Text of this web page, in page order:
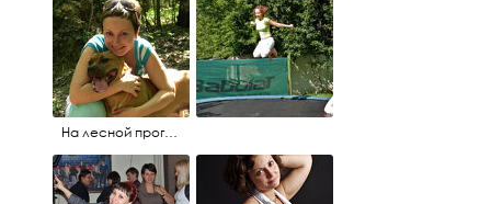
На лесной прогулке